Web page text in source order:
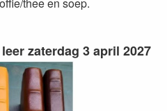
zaterdag 3 april 2027